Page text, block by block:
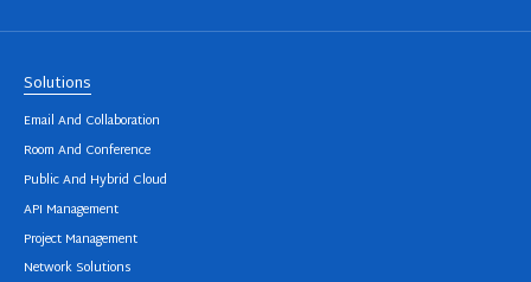
Solutions
Email And Collaboration
Room And Conference
Public And Hybrid Cloud
API Management
Project Management
Network Solutions